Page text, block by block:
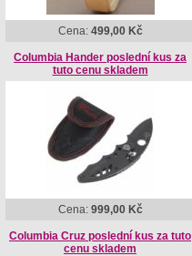
Cena: 499,00 Kč
Columbia Hander poslední kus za
tuto cenu skladem
Cena: 999,00 Kč
Columbia Cruz poslední kus za tuto
cenu skladem